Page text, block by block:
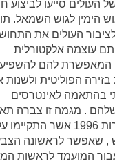
העולים סייעו לביצוע
הימין לגוש השמאל.
העולים את
עוצמה אלקטורלית
המאפשרת להם
בזירה הפוליטית
בהתאמה לאינטרסים
. מגמה זו צברה
לקראת בחירות 1996 אשר
, שאפשר לראשונה
המועמד לראשות